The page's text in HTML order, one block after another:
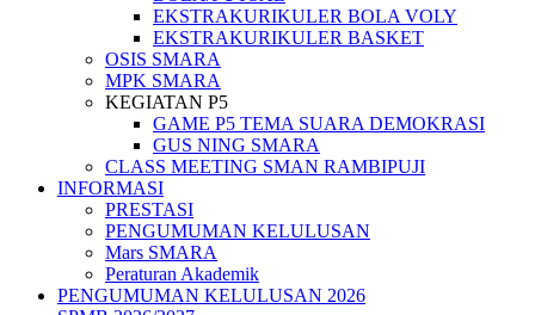
EKSTRAKURIKULER BOLA VOLY
EKSTRAKURIKULER BASKET
OSIS SMARA
MPK SMARA
KEGIATAN P5
GAME P5 TEMA SUARA DEMOKRASI
GUS NING SMARA
CLASS MEETING SMAN RAMBIPUJI
INFORMASI
PRESTASI
PENGUMUMAN KELULUSAN
Mars SMARA
Peraturan Akademik
PENGUMUMAN KELULUSAN 2026